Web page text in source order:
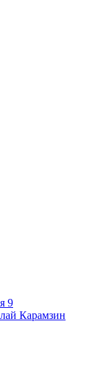
9
Карамзин